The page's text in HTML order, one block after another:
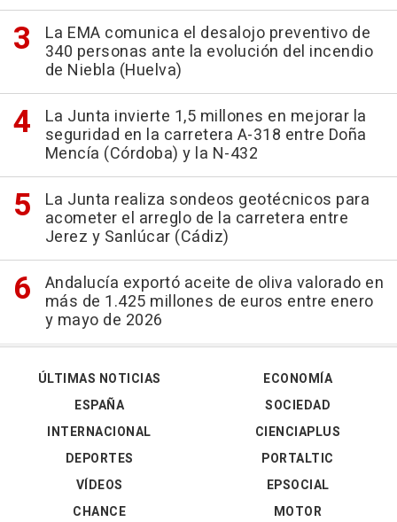
La EMA comunica el desalojo preventivo de
340 personas ante la evolución del incendio
de Niebla (Huelva)
La Junta invierte 1,5 millones en mejorar la
seguridad en la carretera A-318 entre Doña
Mencía (Córdoba) y la N-432
La Junta realiza sondeos geotécnicos para
acometer el arreglo de la carretera entre
Jerez y Sanlúcar (Cádiz)
Andalucía exportó aceite de oliva valorado en
más de 1.425 millones de euros entre enero
y mayo de 2026
ÚLTIMAS NOTICIAS
ESPAÑA
INTERNACIONAL
DEPORTES
VÍDEOS
ECONOMÍA
SOCIEDAD
CIENCIAPLUS
PORTALTIC
EPSOCIAL
CHANCE
MOTOR